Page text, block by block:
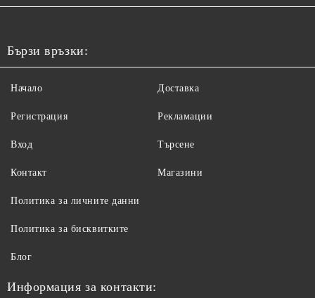
Бързи връзки:
Начало
Регистрация
Вход
Контакт
Доставка
Рекламации
Търсене
Магазини
Политика за личните данни
Политика за бисквитките
Блог
Информация за контакти: